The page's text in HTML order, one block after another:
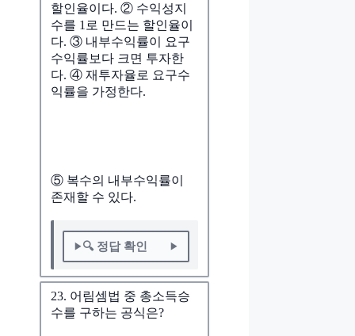
할인율이다. ② 수익성지
수를 1로 만드는 할인율이
다. ③ 내부수익률이 요구
수익률보다 크면 투자한
다. ④ 재투자율로 요구수
익률을 가정한다.
⑤ 복수의 내부수익률이
존재할 수 있다.
🔍 정답 확인
23. 어림셈법 중 총소득승
수를 구하는 공식은?